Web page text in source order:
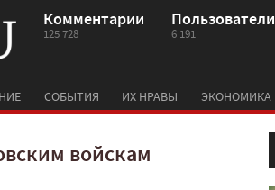
Комментарии
125 728
Пользователи
6 191
СОБЫТИЯ ИХ НРАВЫ ЭКОНОМИКА
войскам